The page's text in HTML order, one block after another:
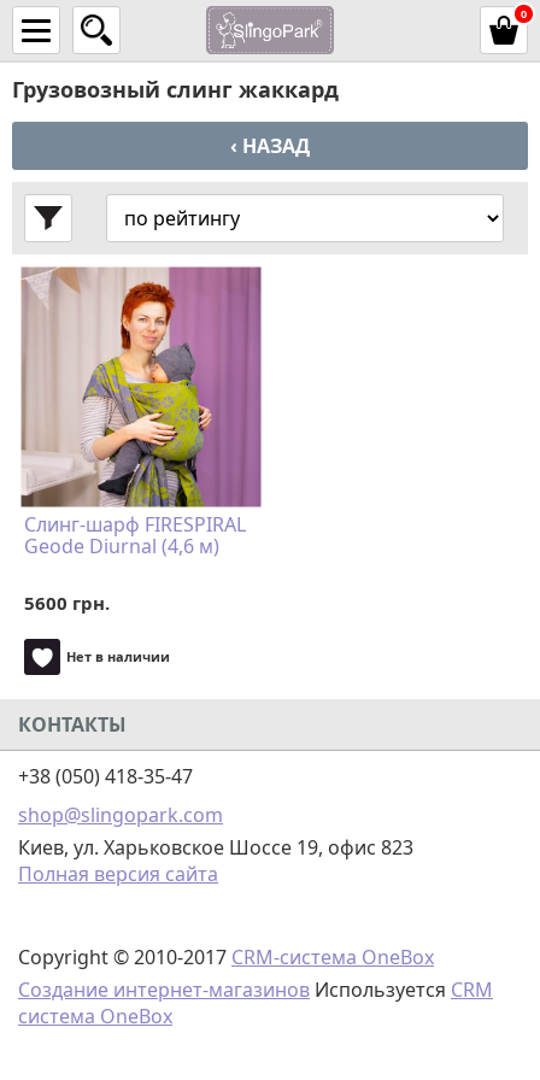
0
Грузовозный слинг жаккард
‹ НАЗАД
Слинг-шарф FIRESPIRAL
Geode Diurnal (4,6 м)
5600 грн.
Нет в наличии
КОНТАКТЫ
+38 (050) 418-35-47
shop@slingopark.com
Киев, ул. Харьковское Шоссе 19, офис 823
Полная версия сайта
Copyright © 2010-2017 CRM-система OneBox
Создание интернет-магазинов Используется CRM
система OneBox